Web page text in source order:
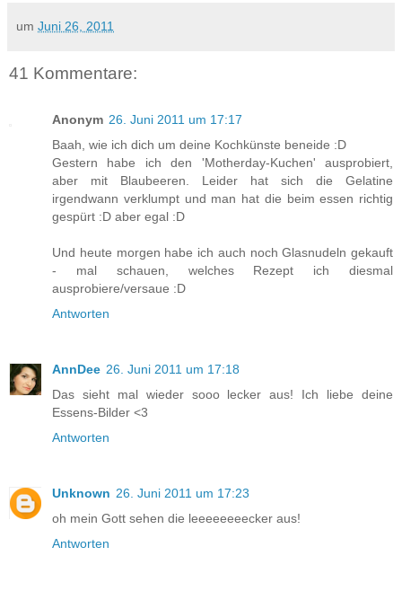
um Juni 26, 2011
41 Kommentare:
Anonym 26. Juni 2011 um 17:17
Baah, wie ich dich um deine Kochkünste beneide :D
Gestern habe ich den 'Motherday-Kuchen' ausprobiert,
aber mit Blaubeeren. Leider hat sich die Gelatine
irgendwann verklumpt und man hat die beim essen richtig
gespürt :D aber egal :D
Und heute morgen habe ich auch noch Glasnudeln gekauft
- mal schauen, welches Rezept ich diesmal
ausprobiere/versaue :D
Antworten
AnnDee 26. Juni 2011 um 17:18
Das sieht mal wieder sooo lecker aus! Ich liebe deine
Essens-Bilder <3
Antworten
Unknown 26. Juni 2011 um 17:23
oh mein Gott sehen die leeeeeeeecker aus!
Antworten